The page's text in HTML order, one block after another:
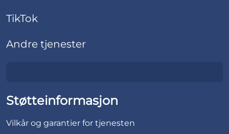
TikTok
Andre tjenester
Støtteinformasjon
Vilkår og garantier for tjenesten